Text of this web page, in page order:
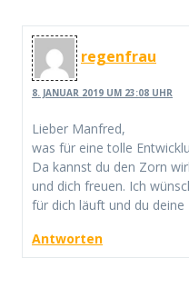
regenfrau
8. JANUAR 2019 UM 23:08 UHR
Lieber Manfred,
was für eine tolle
Da kannst du den Zorn
und dich freuen. Ich
für dich läuft und du
Antworten